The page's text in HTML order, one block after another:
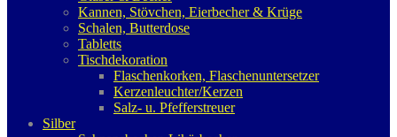
Kannen, Stövchen, Eierbecher & Krüge
Schalen, Butterdose
Tabletts
Tischdekoration
Flaschenkorken, Flaschenuntersetzer
Kerzenleuchter/Kerzen
Salz- u. Pfefferstreuer
Silber